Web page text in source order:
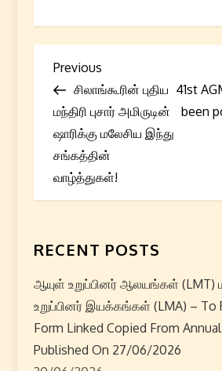
P
o
s
t
n
a
v
i
g
Previous
Post
Previous
சிலாங்கூரின் புதிய
மந்திரி புசார் அமிருடின்
ஷாரிக்கு மலேசிய இந்து
சங்கத்தின்
வாழ்த்துகள்!
41st
been
RECENT POSTS
ஆயுள் உறுப்பினர் ஆலயங்கள் (LMT)
உறுப்பினர் இயக்கங்கள் (LMA) – To
Form Linked Copied From
Published On 27/06/2026